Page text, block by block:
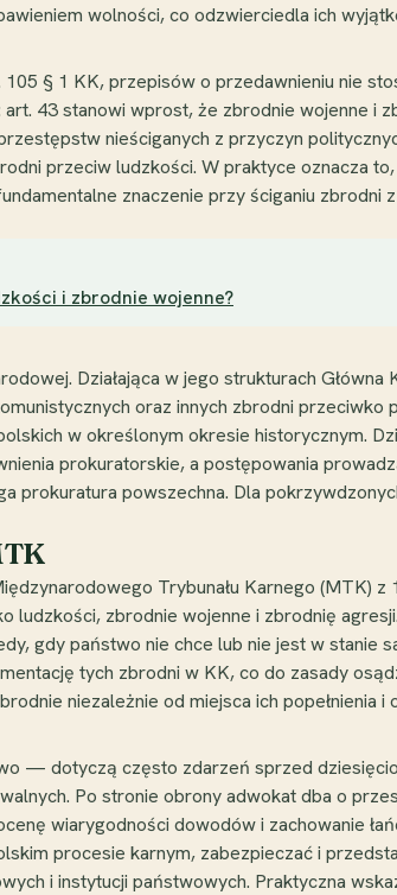
wolności, co odzwierciedla ich
§ 1 KK, przepisów o przedawnieniu nie
43 stanowi wprost, że zbrodnie wojenne i
nieściganych z przyczyn
przeciw ludzkości. W praktyce oznacza
znaczenie przy ściganiu zbrodni
i zbrodnie wojenne?
Działająca w jego strukturach Główna
oraz innych zbrodni przeciwko
w określonym okresie historycznym.
prokuratorskie, a postępowania
prokuratura powszechna. Dla
Trybunału Karnego (MTK)
zbrodnie wojenne i zbrodnię
gdy państwo nie chce lub nie jest w stanie
tych zbrodni w KK, co do zasady
niezależnie od miejsca ich popełnienia
— dotyczą często zdarzeń sprzed
Po stronie obrony adwokat dba o
wiarygodności dowodów i zachowanie
procesie karnym, zabezpieczać i
i instytucji państwowych. Praktyczna